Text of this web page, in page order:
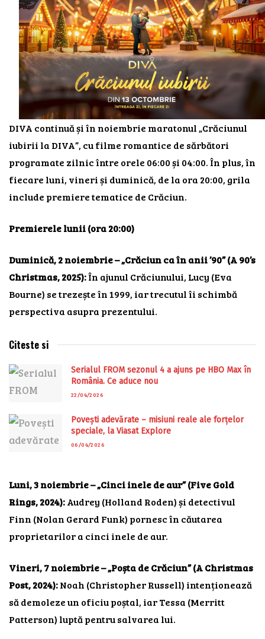
DIVA continuă și în noiembrie maratonul „Crăciunul
iubirii la DIVA”, cu filme romantice de sărbători
programate zilnic între orele 06:00 și 04:00. În plus, în
fiecare luni, vineri și duminică, de la ora 20:00, grila
include premiere tematice de Crăciun.
Premierele lunii (ora 20:00)
Duminică, 2 noiembrie – „Crăciun ca în anii ’90” (A 90’s
Christmas, 2025):În ajunul Crăciunului, Lucy (Eva
Bourne) se trezește în 1999, iar trecutul îi schimbă
perspectiva asupra prezentului.
Citeste si
Serialul FROM sezonul 4 a ajuns pe HBO Max în
România. Ce aduce nou
22/04/2026
Povești adevărate – misiuni reale ale forțelor
speciale, la Viasat Explore
06/04/2026
Luni, 3 noiembrie – „Cinci inele de aur” (Five Gold
Rings, 2024):Audrey (Holland Roden) și detectivul
Finn (Nolan Gerard Funk) pornesc în căutarea
proprietarilor a cinci inele de aur.
Vineri, 7 noiembrie – „Poșta de Crăciun” (A Christmas
Post, 2024):Noah (Christopher Russell) intenționează
să demoleze un oficiu poștal, iar Tessa (Merritt
Patterson) luptă pentru salvarea lui.